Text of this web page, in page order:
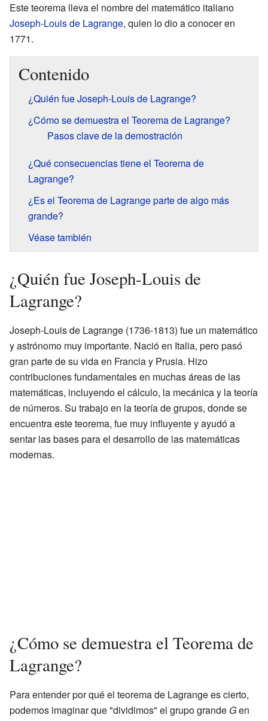
Este teorema lleva el nombre del matemático italiano
Joseph-Louis de Lagrange, quien lo dio a conocer en
1771.
Contenido
¿Quién fue Joseph-Louis de Lagrange?
¿Cómo se demuestra el Teorema de Lagrange?
Pasos clave de la demostración
¿Qué consecuencias tiene el Teorema de
Lagrange?
¿Es el Teorema de Lagrange parte de algo más
grande?
Véase también
¿Quién fue Joseph-Louis de
Lagrange?
Joseph-Louis de Lagrange (1736-1813) fue un matemático
y astrónomo muy importante. Nació en Italia, pero pasó
gran parte de su vida en Francia y Prusia. Hizo
contribuciones fundamentales en muchas áreas de las
matemáticas, incluyendo el cálculo, la mecánica y la teoría
de números. Su trabajo en la teoría de grupos, donde se
encuentra este teorema, fue muy influyente y ayudó a
sentar las bases para el desarrollo de las matemáticas
modernas.
¿Cómo se demuestra el Teorema de
Lagrange?
Para entender por qué el teorema de Lagrange es cierto,
podemos imaginar que "dividimos" el grupo grande Gen